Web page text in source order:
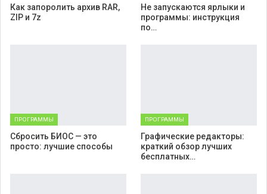
Как запоролить архив RAR,
ZIP и 7z
Не запускаются ярлыки и
программы: инструкция
по…
ПРОГРАММЫ
Cбросить БИОС — это
просто: лучшие способы
ПРОГРАММЫ
Графические редакторы:
краткий обзор лучших
бесплатных…